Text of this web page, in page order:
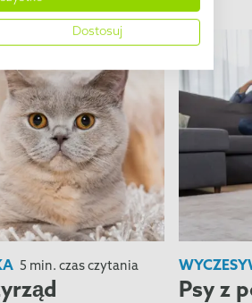
5 min. czas czytania
Psy z
Dostosuj